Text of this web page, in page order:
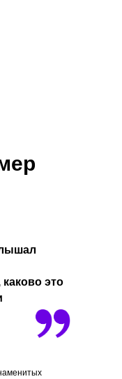
это